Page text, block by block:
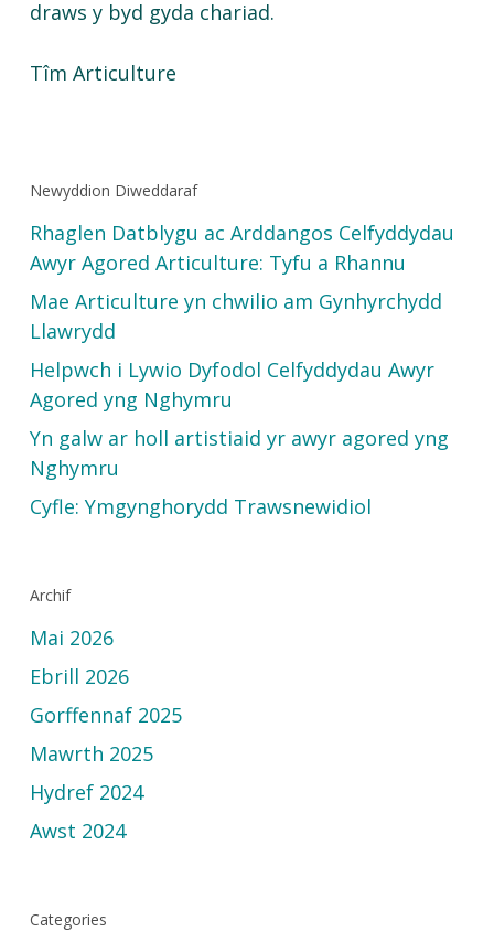
draws y byd gyda chariad.
Tîm Articulture
Newyddion Diweddaraf
Rhaglen Datblygu ac Arddangos Celfyddydau
Awyr Agored Articulture: Tyfu a Rhannu
Mae Articulture yn chwilio am Gynhyrchydd
Llawrydd
Helpwch i Lywio Dyfodol Celfyddydau Awyr
Agored yng Nghymru
Yn galw ar holl artistiaid yr awyr agored yng
Nghymru
Cyfle: Ymgynghorydd Trawsnewidiol
Archif
Mai 2026
Ebrill 2026
Gorffennaf 2025
Mawrth 2025
Hydref 2024
Awst 2024
Categories